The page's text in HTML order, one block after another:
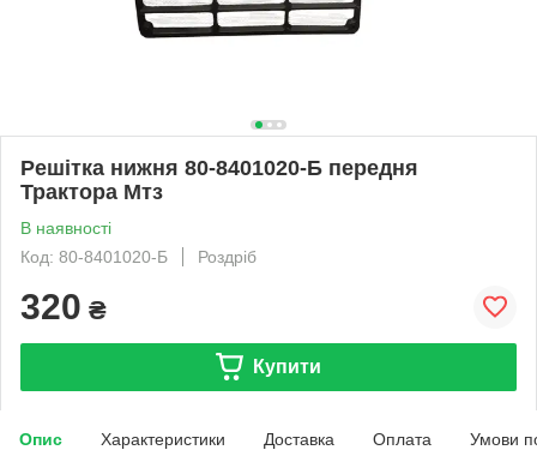
Решітка нижня 80-8401020-Б передня
Трактора Мтз
В наявності
Код: 80-8401020-Б
Роздріб
320 ₴
Купити
Опис Характеристики Доставка Оплата Умови